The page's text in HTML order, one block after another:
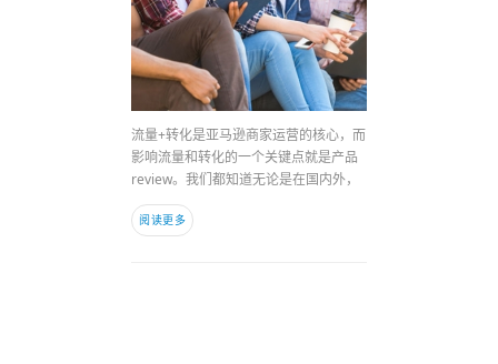
流量+转化是亚马逊商家运营的核心，而
影响流量和转化的一个关键点就是产品
review。我们都知道无论是在国内外，
阅读更多